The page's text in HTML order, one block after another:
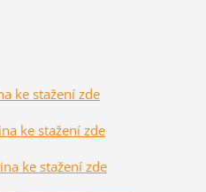
ke stažení zde
ke stažení zde
ke stažení zde